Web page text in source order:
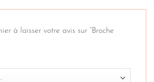
à laisser votre avis sur “Broche